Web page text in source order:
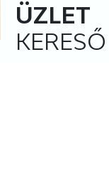
ÜZLET
KERESŐ